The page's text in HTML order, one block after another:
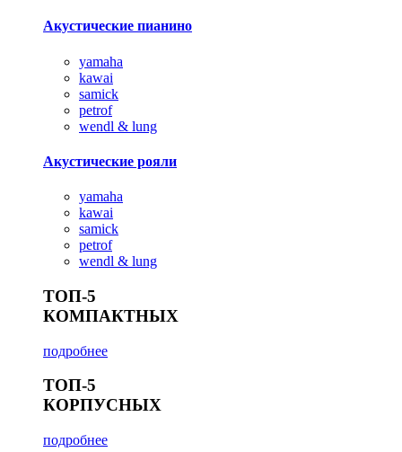
Акустические пианино
yamaha
kawai
samick
petrof
wendl & lung
Акустические рояли
yamaha
kawai
samick
petrof
wendl & lung
ТОП-5
КОМПАКТНЫХ
подробнее
ТОП-5
КОРПУСНЫХ
подробнее